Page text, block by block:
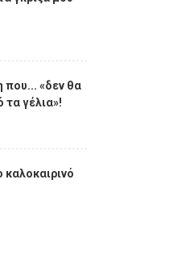
που... «δεν θα
τα γέλια»!
καλοκαιρινό